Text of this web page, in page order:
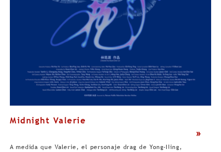
Midnight Valerie
A medida que Valerie, el personaje drag de Yong-Ning,
>